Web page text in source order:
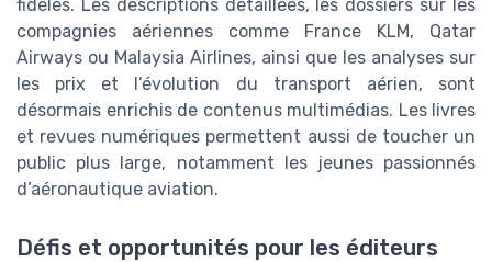
fidèles. Les descriptions détaillées, les dossiers sur les
compagnies aériennes comme France KLM, Qatar
Airways ou Malaysia Airlines, ainsi que les analyses sur
les prix et l’évolution du transport aérien, sont
désormais enrichis de contenus multimédias. Les livres
et revues numériques permettent aussi de toucher un
public plus large, notamment les jeunes passionnés
d’aéronautique aviation.
Défis et opportunités pour les éditeurs